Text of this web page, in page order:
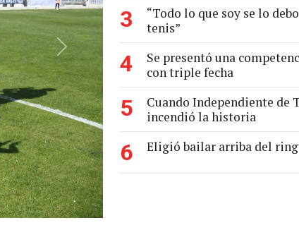
Siguiente
3
“Todo lo que soy se lo
tenis”
4
Se presentó una
con triple fecha
5
Cuando Independiente de
incendió la historia
6 Eligió bailar arriba del ring